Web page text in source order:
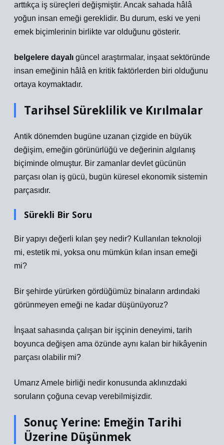
arttıkça iş süreçleri değişmiştir. Ancak sahada hâlâ
yoğun insan emeği gereklidir. Bu durum, eski ve yeni
emek biçimlerinin birlikte var olduğunu gösterir.
belgelere dayalı güncel araştırmalar, inşaat sektöründe
insan emeğinin hâlâ en kritik faktörlerden biri olduğunu
ortaya koymaktadır.
Tarihsel Süreklilik ve Kırılmalar
Antik dönemden bugüne uzanan çizgide en büyük
değişim, emeğin görünürlüğü ve değerinin algılanış
biçiminde olmuştur. Bir zamanlar devlet gücünün
parçası olan iş gücü, bugün küresel ekonomik sistemin
parçasıdır.
Sürekli Bir Soru
Bir yapıyı değerli kılan şey nedir? Kullanılan teknoloji
mi, estetik mi, yoksa onu mümkün kılan insan emeği
mi?
Bir şehirde yürürken gördüğümüz binaların ardındaki
görünmeyen emeği ne kadar düşünüyoruz?
İnşaat sahasında çalışan bir işçinin deneyimi, tarih
boyunca değişen ama özünde aynı kalan bir hikâyenin
parçası olabilir mi?
Umarız Amele birliği nedir konusunda aklınızdaki
soruların çoğuna cevap verebilmişizdir.
Sonuç Yerine: Emeğin Tarihi
Üzerine Düşünmek